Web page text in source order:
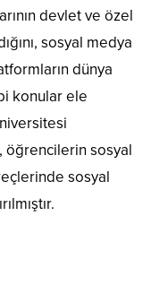
devlet ve özel
sosyal medya
dünya
konular ele
öğrencilerin sosyal
sosyal